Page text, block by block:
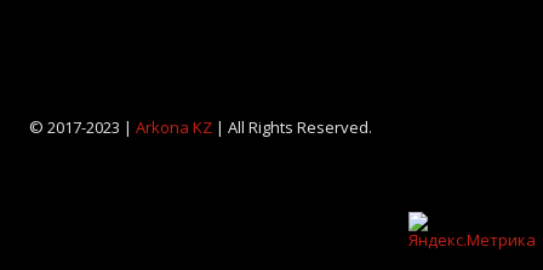
© 2017-2023 | Arkona KZ| All Rights Reserved.